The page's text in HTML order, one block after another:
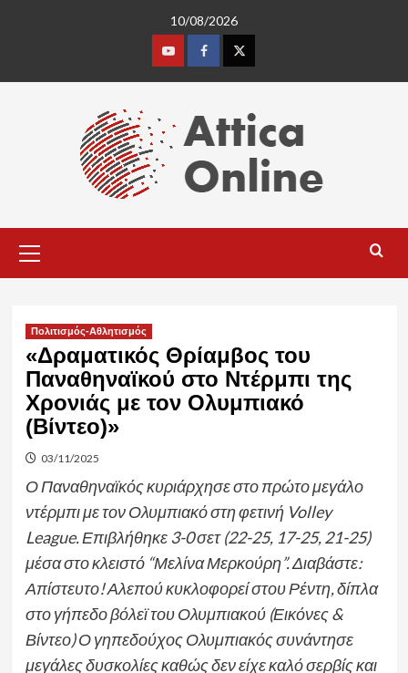
10/08/2026
YoutubeFacebookTwitter
Menu
Πολιτισμός-Αθλητισμός
«Δραματικός Θρίαμβος του
Παναθηναϊκού στο Ντέρμπι της
Χρονιάς με τον Ολυμπιακό
(Βίντεο)»
03/11/2025
Ο Παναθηναϊκός κυριάρχησε στο πρώτο μεγάλο
ντέρμπι με τον Ολυμπιακό στη φετινή Volley
League. Επιβλήθηκε 3-0 σετ (22-25, 17-25, 21-25)
μέσα στο κλειστό “Μελίνα Μερκούρη”. Διαβάστε:
Απίστευτο! Αλεπού κυκλοφορεί στου Ρέντη, δίπλα
στο γήπεδο βόλεϊ του Ολυμπιακού (Εικόνες &
Βίντεο) Ο γηπεδούχος Ολυμπιακός συνάντησε
μεγάλες δυσκολίες καθώς δεν είχε καλό σερβίς και